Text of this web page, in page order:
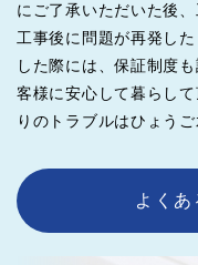
にご了承いただいた後
工事後に問題が再発し
した際には、保証制度
客様に安心して暮らし
りのトラブルはひょう
よくあ